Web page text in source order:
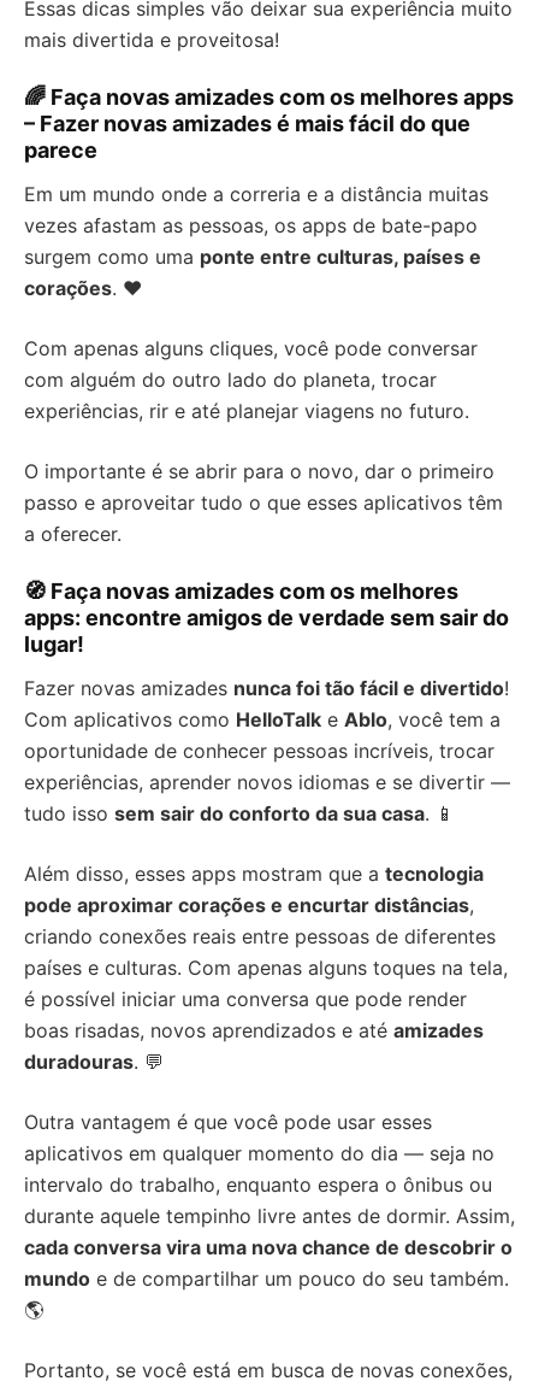
Essas dicas simples vão deixar sua experiência muito
mais divertida e proveitosa!
🌈 Faça novas amizades com os melhores apps
– Fazer novas amizades é mais fácil do que
parece
Em um mundo onde a correria e a distância muitas
vezes afastam as pessoas, os apps de bate-papo
surgem como uma ponte entre culturas, países e
corações. ❤️
Com apenas alguns cliques, você pode conversar
com alguém do outro lado do planeta, trocar
experiências, rir e até planejar viagens no futuro.
O importante é se abrir para o novo, dar o primeiro
passo e aproveitar tudo o que esses aplicativos têm
a oferecer.
🧭 Faça novas amizades com os melhores
apps: encontre amigos de verdade sem sair do
lugar!
Fazer novas amizades nunca foi tão fácil e divertido!
Com aplicativos como HelloTalk e Ablo, você tem a
oportunidade de conhecer pessoas incríveis, trocar
experiências, aprender novos idiomas e se divertir —
tudo isso sem sair do conforto da sua casa. 📱
Além disso, esses apps mostram que a tecnologia
pode aproximar corações e encurtar distâncias,
criando conexões reais entre pessoas de diferentes
países e culturas. Com apenas alguns toques na tela,
é possível iniciar uma conversa que pode render
boas risadas, novos aprendizados e até amizades
duradouras. 💬
Outra vantagem é que você pode usar esses
aplicativos em qualquer momento do dia — seja no
intervalo do trabalho, enquanto espera o ônibus ou
durante aquele tempinho livre antes de dormir. Assim,
cada conversa vira uma nova chance de descobrir o
mundo e de compartilhar um pouco do seu também.
🌎
Portanto, se você está em busca de novas conexões,